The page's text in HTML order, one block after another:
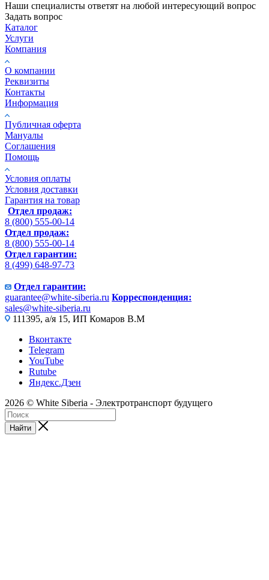
Наши специалисты ответят на любой интересующий вопрос
Задать вопрос
Каталог
Услуги
Компания
О компании
Реквизиты
Контакты
Информация
Публичная оферта
Мануалы
Соглашения
Помощь
Условия оплаты
Условия доставки
Гарантия на товар
Отдел продаж:
8 (800) 555-00-14
Отдел продаж:
8 (800) 555-00-14
Отдел гарантии:
8 (499) 648-97-73
Отдел гарантии:
guarantee@white-siberia.ru Корреспонденция:
sales@white-siberia.ru
111395, а/я 15, ИП Комаров В.М
Вконтакте
Telegram
YouTube
Rutube
Яндекс.Дзен
2026 © White Siberia - Электротранспорт будущего
Найти